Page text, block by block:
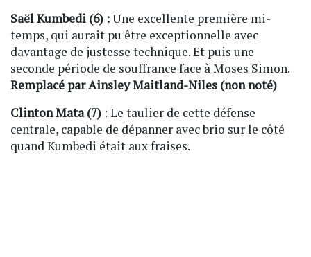
Saël Kumbedi (6) :Une excellente première mi-
temps, qui aurait pu être exceptionnelle avec
davantage de justesse technique. Et puis une
seconde période de souffrance face à Moses Simon.
Remplacé par Ainsley Maitland-Niles (non noté)
Clinton Mata (7) : Le taulier de cette défense
centrale, capable de dépanner avec brio sur le côté
quand Kumbedi était aux fraises.